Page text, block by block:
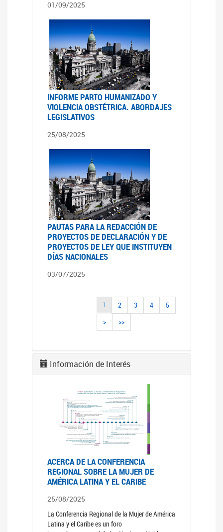
01/09/2025
INFORME PARTO HUMANIZADO Y
VIOLENCIA OBSTÉTRICA. ABORDAJES
LEGISLATIVOS
25/08/2025
PAUTAS PARA LA REDACCIÓN DE
PROYECTOS DE DECLARACIÓN Y DE
PROYECTOS DE LEY QUE INSTITUYEN
DÍAS NACIONALES
03/07/2025
1 2 3 4
5
>
>>
Información de Interés
ACERCA DE LA CONFERENCIA
REGIONAL SOBRE LA MUJER DE
AMÉRICA LATINA Y EL CARIBE
25/08/2025
La Conferencia Regional de la Mujer de América
Latina y el Caribe es un foro